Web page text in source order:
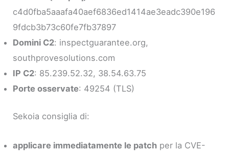
c4d0fba5aaafa40aef6836ed1414ae3eadc390e196
9fdcb3b73c60fe7fb37897
Domini C2: inspectguarantee.org,
southprovesolutions.com
IP C2: 85.239.52.32, 38.54.63.75
Porte osservate: 49254 (TLS)
Sekoia consiglia di:
applicare immediatamente le patch per la CVE-